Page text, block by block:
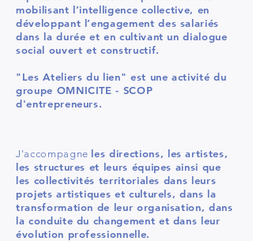
mobilisant l’intelligence collective, en
développant l’engagement des salariés
dans la durée et en cultivant un dialogue
social ouvert et constructif.
"Les Ateliers du lien" est une activité du
groupe OMNICITE - SCOP
d'entrepreneurs.
J'accompagne les directions, les artistes,
les structures et leurs équipes ainsi que
les collectivités territoriales dans leurs
projets artistiques et culturels, dans la
transformation de leur organisation, dans
la conduite du changement et dans leur
évolution professionnelle.